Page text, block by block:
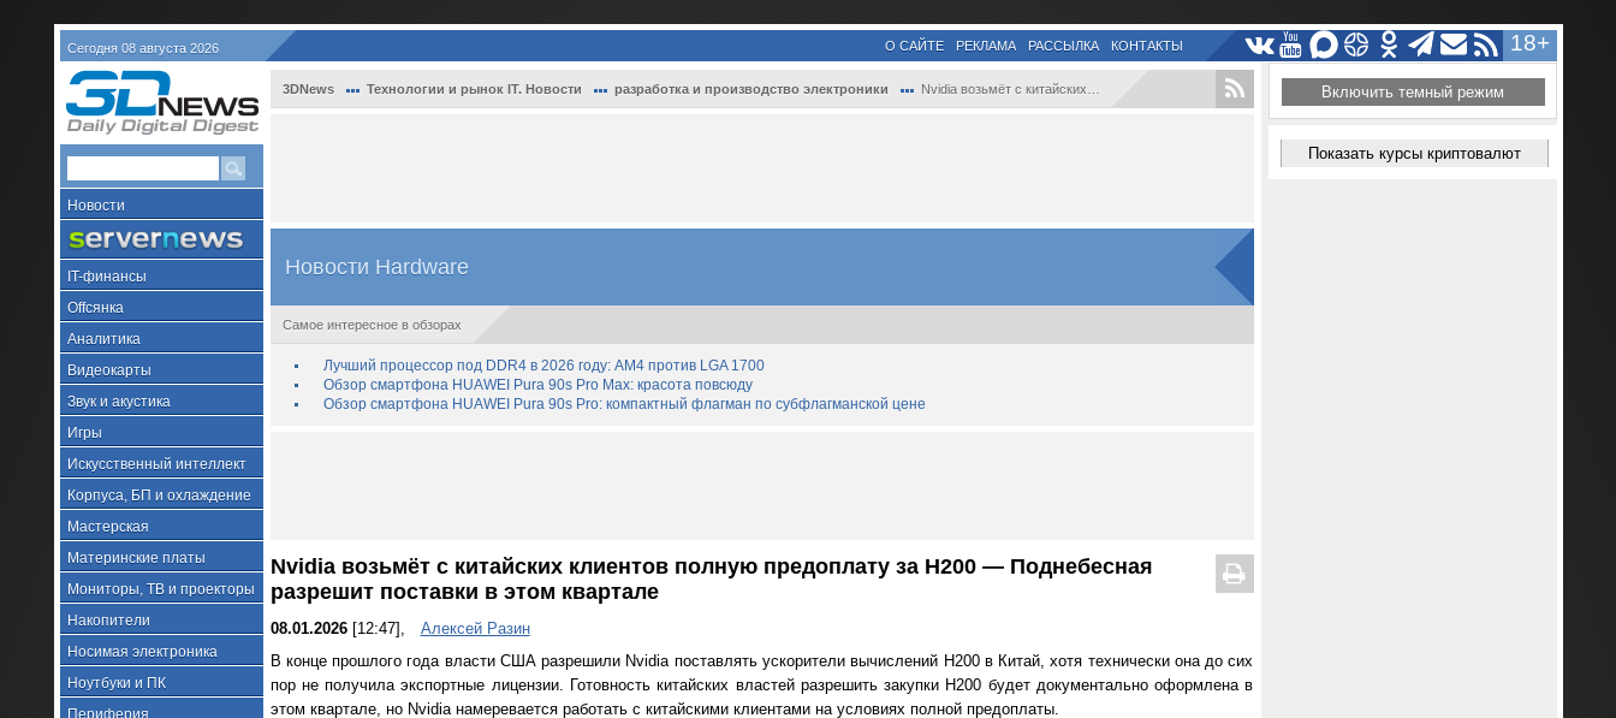
Сегодня 08 августа 2026 18+
О САЙТЕ РЕКЛАМА РАССЫЛКА КОНТАКТЫ
Новости
IT-финансы
Offсянка
Аналитика
Видеокарты
Звук и акустика
Игры
Искусственный интеллект
Корпуса, БП и охлаждение
Мастерская
Материнские платы
Мониторы, ТВ и проекторы
Накопители
Носимая электроника
Ноутбуки и ПК
Периферия
3DNews Технологии и рынок IT. Новости разработка и производство электроники Nvidia возьмёт с китайских клиентов полн...
Новости Hardware
Самое интересное в обзорах
Лучший процессор под DDR4 в 2026 году: AM4 против LGA 1700
Обзор смартфона HUAWEI Pura 90s Pro Max: красота повсюду
Обзор смартфона HUAWEI Pura 90s Pro: компактный флагман по субфлагманской цене
Nvidia возьмёт с китайских клиентов полную предоплату за H200 — Поднебесная
разрешит поставки в этом квартале
08.01.2026[12:47],
Алексей Разин
В конце прошлого года власти США разрешили Nvidia поставлять ускорители вычислений H200 в Китай, хотя технически она до сих
пор не получила экспортные лицензии. Готовность китайских властей разрешить закупки H200 будет документально оформлена в
этом квартале, но Nvidia намеревается работать с китайскими клиентами на условиях полной предоплаты.
Включить темный режим
Показать курсы криптовалют